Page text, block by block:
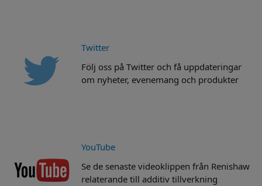
Twitter
Följ oss på Twitter och få uppdateringar
om nyheter, evenemang och produkter
YouTube
Se de senaste videoklippen från Renishaw
relaterande till additiv tillverkning